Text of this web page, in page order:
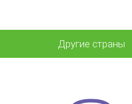
Другие страны